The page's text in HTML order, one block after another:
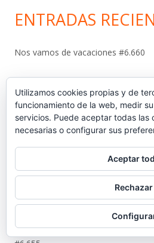
ENTRADAS
Nos vamos de vacaciones #6.660
¿Dónde está Calleja? #6.659
Carta protesta a Don Pedro Muñoz
Sebastián Gómez Sánchez, ‘Tani’.
sacar adelante a once hermanos
La viñeta de Alberto Castrelo. Se
Utilizamos cookies propias y de
funcionamiento de la web, medir
servicios. Puede aceptar todas las
necesarias o configurar sus
Aceptar
Rechazar